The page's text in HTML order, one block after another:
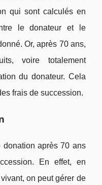
qui sont calculés en
le donateur et le
Or, après 70 ans,
voire totalement
du donateur. Cela
frais de succession.
donation après 70 ans
En effet, en
on peut gérer de